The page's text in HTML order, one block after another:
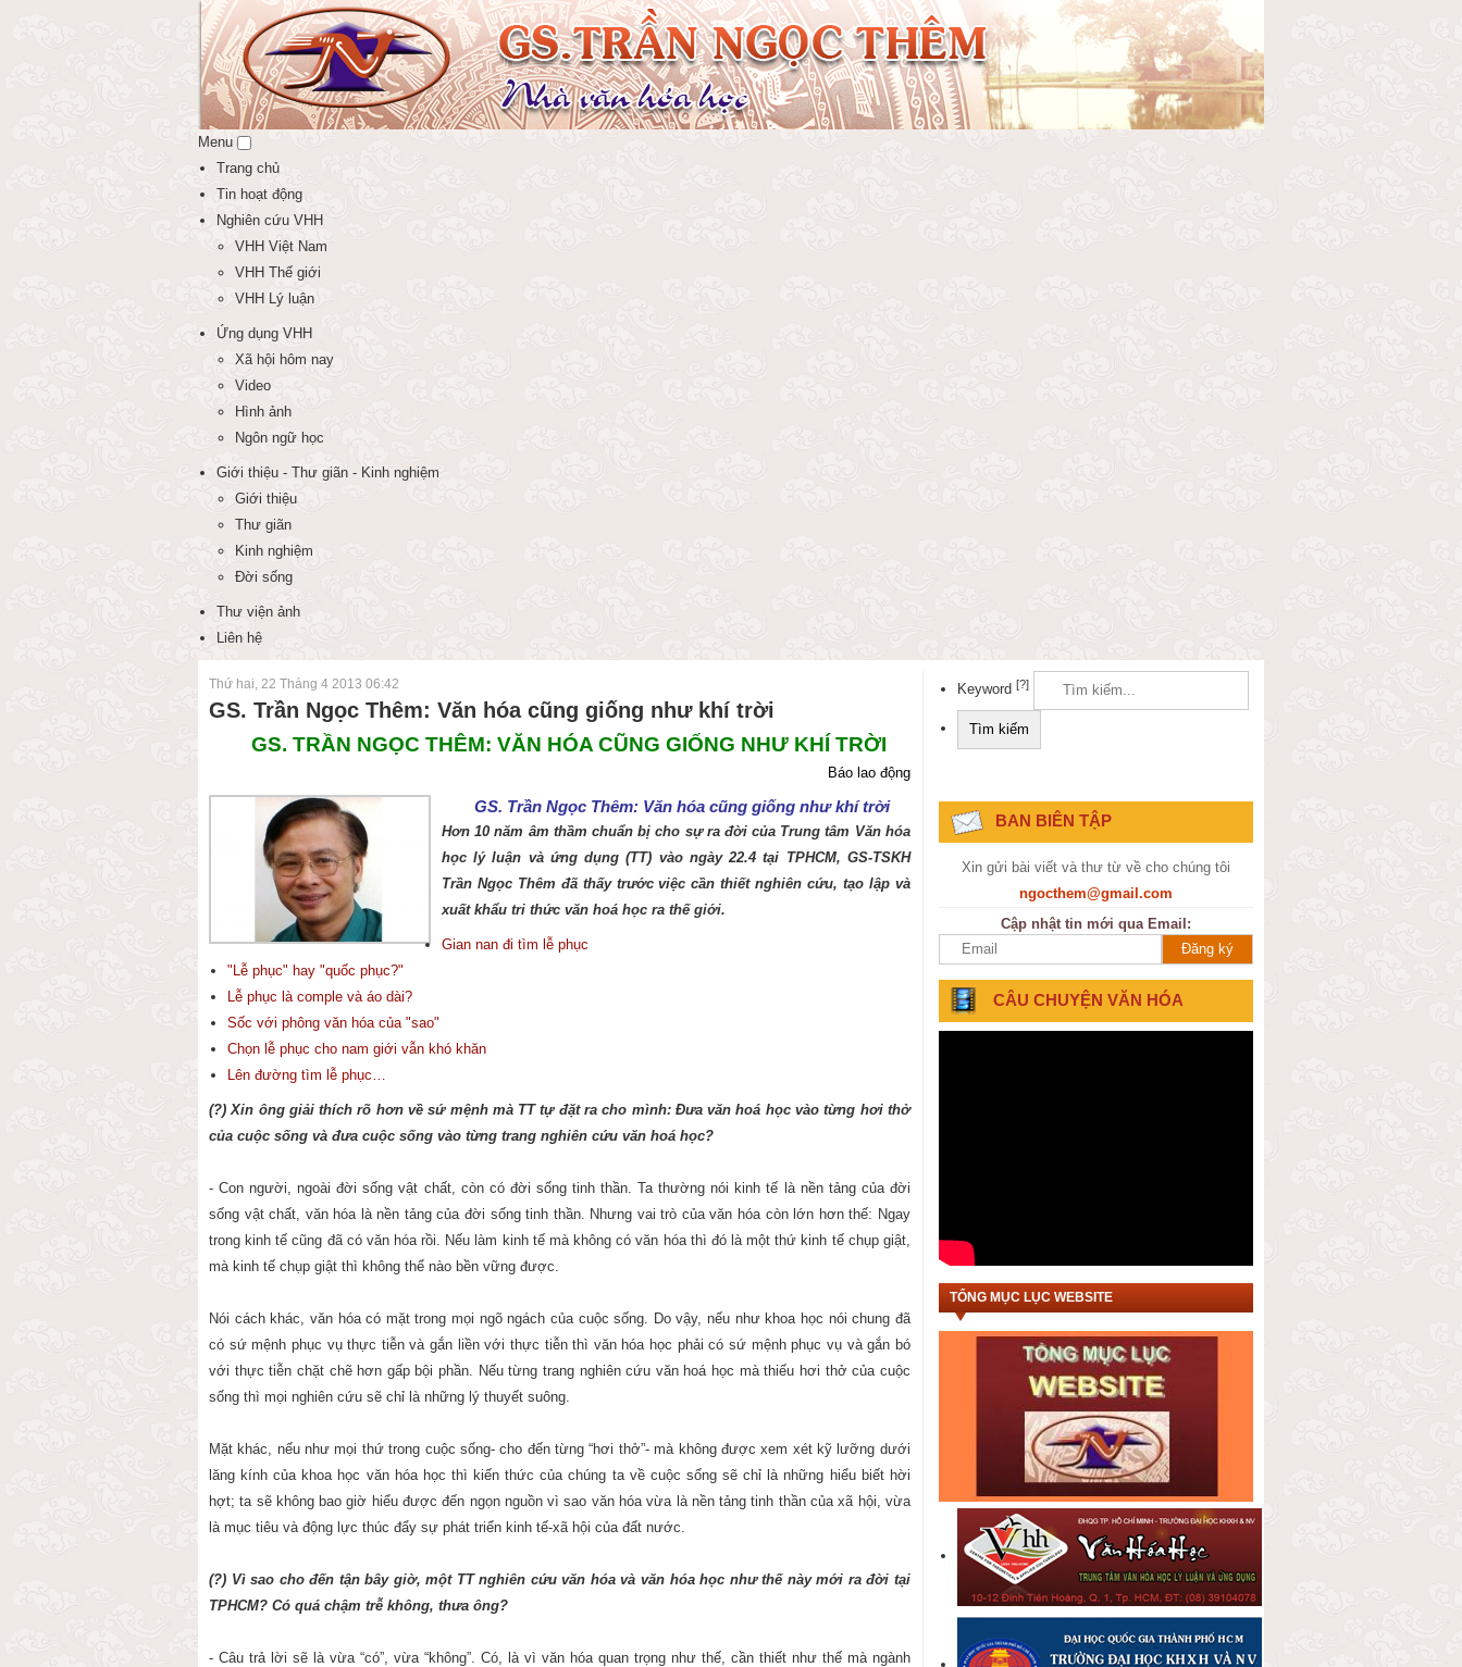
Menu
Trang chủ
Tin hoạt động
Nghiên cứu VHH
VHH Việt Nam
VHH Thế giới
VHH Lý luận
Ứng dụng VHH
Xã hội hôm nay
Video
Hình ảnh
Ngôn ngữ học
Giới thiệu - Thư giãn - Kinh nghiệm
Giới thiệu
Thư giãn
Kinh nghiệm
Đời sống
Thư viện ảnh
Liên hệ
Thứ hai, 22 Tháng 4 2013 06:42
GS. Trần Ngọc Thêm: Văn hóa cũng giống như khí trời
GS. TRẦN NGỌC THÊM: VĂN HÓA CŨNG GIỐNG NHƯ KHÍ TRỜI
Báo lao động
GS. Trần Ngọc Thêm: Văn hóa cũng giống như khí trời
Hơn 10 năm âm thầm chuẩn bị cho sự ra đời của Trung tâm Văn hóa
học lý luận và ứng dụng (TT) vào ngày 22.4 tại TPHCM, GS-TSKH
Trần Ngọc Thêm đã thấy trước việc cần thiết nghiên cứu, tạo lập và
xuất khẩu tri thức văn hoá học ra thế giới.
Gian nan đi tìm lễ phục
"Lễ phục" hay "quốc phục?"
Lễ phục là comple và áo dài?
Sốc với phông văn hóa của "sao"
Chọn lễ phục cho nam giới vẫn khó khăn
Lên đường tìm lễ phục…
(?) Xin ông giải thích rõ hơn về sứ mệnh mà TT tự đặt ra cho mình: Đưa văn hoá học vào từng hơi thở
của cuộc sống và đưa cuộc sống vào từng trang nghiên cứu văn hoá học?
- Con người, ngoài đời sống vật chất, còn có đời sống tinh thần. Ta thường nói kinh tế là nền tảng của đời
sống vật chất, văn hóa là nền tảng của đời sống tinh thần. Nhưng vai trò của văn hóa còn lớn hơn thế: Ngay
trong kinh tế cũng đã có văn hóa rồi. Nếu làm kinh tế mà không có văn hóa thì đó là một thứ kinh tế chụp giật,
mà kinh tế chụp giật thì không thể nào bền vững được.
Nói cách khác, văn hóa có mặt trong mọi ngõ ngách của cuộc sống. Do vậy, nếu như khoa học nói chung đã
có sứ mệnh phục vụ thực tiễn và gắn liền với thực tiễn thì văn hóa học phải có sứ mệnh phục vụ và gắn bó
với thực tiễn chặt chẽ hơn gấp bội phần. Nếu từng trang nghiên cứu văn hoá học mà thiếu hơi thở của cuộc
sống thì mọi nghiên cứu sẽ chỉ là những lý thuyết suông.
Mặt khác, nếu như mọi thứ trong cuộc sống- cho đến từng “hơi thở”- mà không được xem xét kỹ lưỡng dưới
lăng kính của khoa học văn hóa học thì kiến thức của chúng ta về cuộc sống sẽ chỉ là những hiểu biết hời
hợt; ta sẽ không bao giờ hiểu được đến ngọn nguồn vì sao văn hóa vừa là nền tảng tinh thần của xã hội, vừa
là mục tiêu và động lực thúc đẩy sự phát triển kinh tế-xã hội của đất nước.
(?) Vì sao cho đến tận bây giờ, một TT nghiên cứu văn hóa và văn hóa học như thế này mới ra đời tại
TPHCM? Có quá chậm trễ không, thưa ông?
- Câu trả lời sẽ là vừa “có”, vừa “không”. Có, là vì văn hóa quan trọng như thế, cần thiết như thế mà ngành
Keyword[?]
BAN BIÊN TẬP
Xin gửi bài viết và thư từ về cho chúng tôi
ngocthem@gmail.com
Cập nhật tin mới qua Email:
CÂU CHUYỆN VĂN HÓA
TỔNG MỤC LỤC WEBSITE